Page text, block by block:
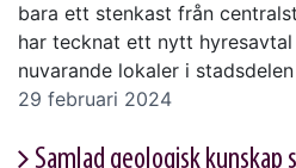
bara ett stenkast från
har tecknat ett nytt hyresavtal
nuvarande lokaler i
29 februari 2024
Samlad geologisk